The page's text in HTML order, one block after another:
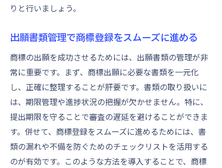
りと行いましょう。
出願書類管理で商標登録をスムーズに進める
商標の出願を成功させるためには、出願書類の管理が非
常に重要です。まず、商標出願に必要な書類を一元化
し、正確に整理することが肝要です。書類の取り扱いに
は、期限管理や進捗状況の把握が欠かせません。特に、
提出期限を守ることで審査の遅延を避けることができま
す。併せて、商標登録をスムーズに進めるためには、書
類の漏れや不備を防ぐためのチェックリストを活用する
のが有効です。このような方法を導入することで、商標